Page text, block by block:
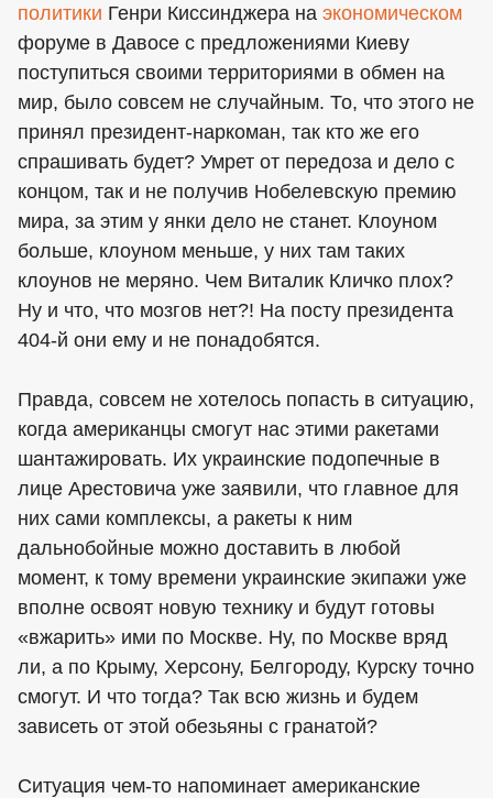
политики Генри Киссинджера на экономическом
форуме в Давосе с предложениями Киеву
поступиться своими территориями в обмен на
мир, было совсем не случайным. То, что этого не
принял президент-наркоман, так кто же его
спрашивать будет? Умрет от передоза и дело с
концом, так и не получив Нобелевскую премию
мира, за этим у янки дело не станет. Клоуном
больше, клоуном меньше, у них там таких
клоунов не меряно. Чем Виталик Кличко плох?
Ну и что, что мозгов нет?! На посту президента
404-й они ему и не понадобятся.
Правда, совсем не хотелось попасть в ситуацию,
когда американцы смогут нас этими ракетами
шантажировать. Их украинские подопечные в
лице Арестовича уже заявили, что главное для
них сами комплексы, а ракеты к ним
дальнобойные можно доставить в любой
момент, к тому времени украинские экипажи уже
вполне освоят новую технику и будут готовы
«вжарить» ими по Москве. Ну, по Москве вряд
ли, а по Крыму, Херсону, Белгороду, Курску точно
смогут. И что тогда? Так всю жизнь и будем
зависеть от этой обезьяны с гранатой?
Ситуация чем-то напоминает американские